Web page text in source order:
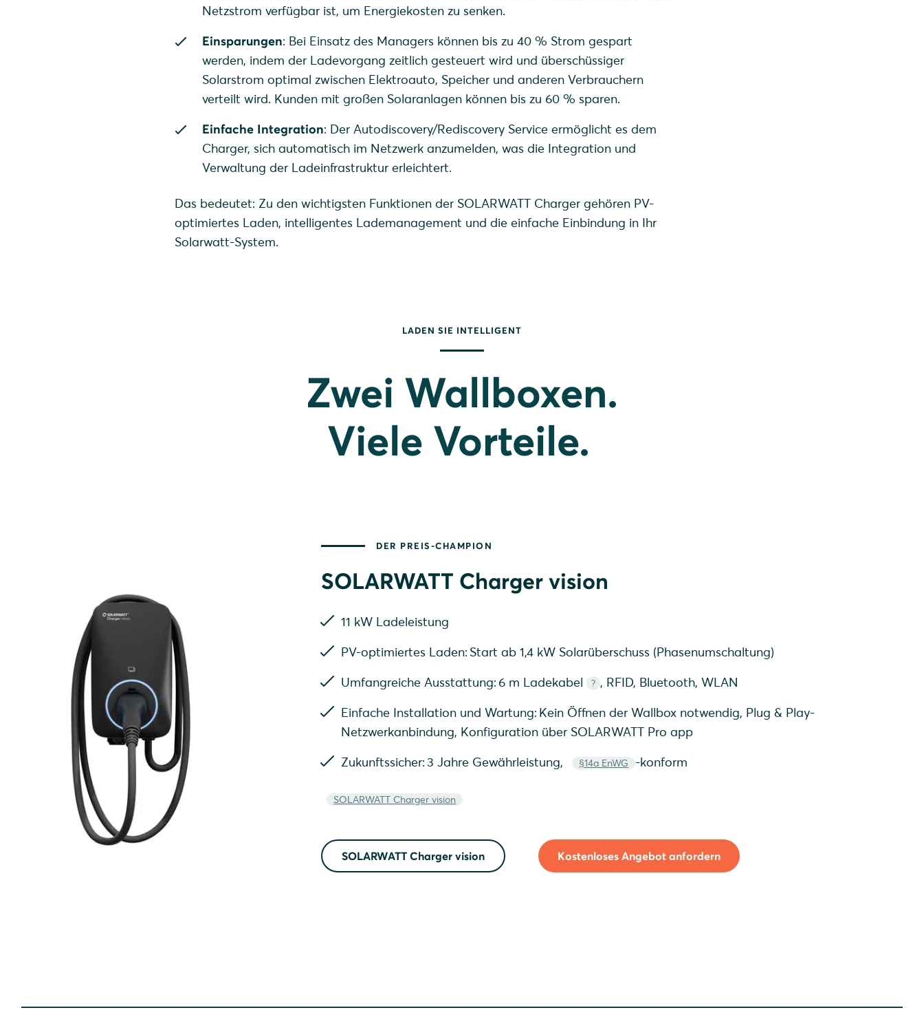
Netzstrom verfügbar ist, um Energiekosten zu senken.
Einsparungen: Bei Einsatz des Managers können bis zu 40 % Strom gespart
werden, indem der Ladevorgang zeitlich gesteuert wird und überschüssiger
Solarstrom optimal zwischen Elektroauto, Speicher und anderen Verbrauchern
verteilt wird. Kunden mit großen Solaranlagen können bis zu 60 % sparen.
Einfache Integration: Der Autodiscovery/Rediscovery Service ermöglicht es dem
Charger, sich automatisch im Netzwerk anzumelden, was die Integration und
Verwaltung der Ladeinfrastruktur erleichtert.
Das bedeutet: Zu den wichtigsten Funktionen der SOLARWATT Charger gehören PV-
optimiertes Laden, intelligentes Lademanagement und die einfache Einbindung in Ihr
Solarwatt-System.
LADEN SIE INTELLIGENT
Zwei Wallboxen.
Viele Vorteile.
DER PREIS-CHAMPION
SOLARWATT Charger vision
11 kW Ladeleistung
PV-optimiertes Laden: Start ab 1,4 kW Solarüberschuss (Phasenumschaltung)
Umfangreiche Ausstattung: 6 m Ladekabel
? , RFID, Bluetooth, WLAN
Einfache Installation und Wartung: Kein Öffnen der Wallbox notwendig, Plug & Play-
Netzwerkanbindung, Konfiguration über SOLARWATT Pro app
Zukunftssicher: 3 Jahre Gewährleistung,
§14a EnWG -konform
SOLARWATT Charger vision
SOLARWATT Charger vision Kostenloses Angebot anfordern